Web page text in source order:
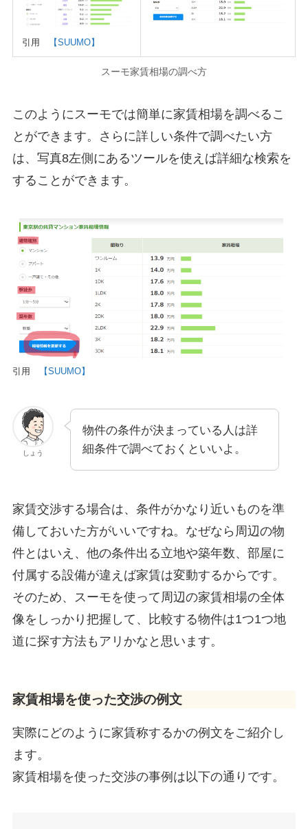
引用 【SUUMO】
スーモ家賃相場の調べ方
このようにスーモでは簡単に家賃相場を調べるこ
とができます。さらに詳しい条件で調べたい方
は、写真8左側にあるツールを使えば詳細な検索を
することができます。
引用 【SUUMO】
しょう
物件の条件が決まっている人は詳
細条件で調べておくといいよ。
家賃交渉する場合は、条件がかなり近いものを準
備しておいた方がいいですね。なぜなら周辺の物
件とはいえ、他の条件出る立地や築年数、部屋に
付属する設備が違えば家賃は変動するからです。
そのため、スーモを使って周辺の家賃相場の全体
像をしっかり把握して、比較する物件は1つ1つ地
道に探す方法もアリかなと思います。
家賃相場を使った交渉の例文
実際にどのように家賃称するかの例文をご紹介し
ます。
家賃相場を使った交渉の事例は以下の通りです。